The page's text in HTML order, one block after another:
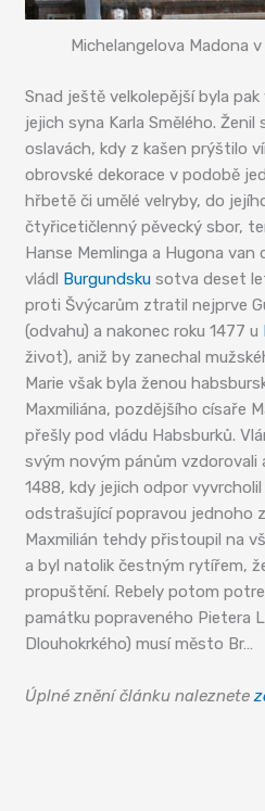
Michelangelova Madona
Snad ještě velkolepější byla
jejich syna Karla Smělého. Ženil
oslavách, kdy z kašen prýštilo
obrovské dekorace v podobě
hřbetě či umělé velryby, do
čtyřicetičlenný pěvecký sbor,
Hanse Memlinga a Hugona van
vládl Burgundsku sotva deset
proti Švýcarům ztratil nejprve
(odvahu) a nakonec roku 1477 u
život), aniž by zanechal
Marie však byla ženou
Maxmiliána, pozdějšího císaře
přešly pod vládu Habsburků.
svým novým pánům vzdorovali
1488, kdy jejich odpor
odstrašující popravou jednoho
Maxmilián tehdy přistoupil na
a byl natolik čestným rytířem,
propuštění. Rebely potom
památku popraveného Pietera
Dlouhokrkého) musí město Br…
Úplné znění článku naleznete